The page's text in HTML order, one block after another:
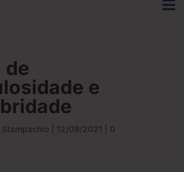
de
e
12/09/2021
0